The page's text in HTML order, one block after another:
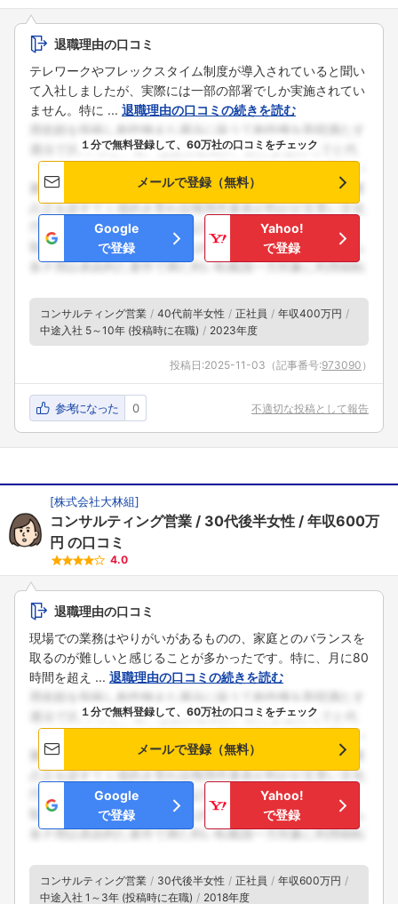
フォローしました
退職理由の口コミ
テレワークやフレックスタイム制度が導入されていると聞い
て入社しましたが、実際には一部の部署でしか実施されてい
ません。特に ... 退職理由の口コミの続きを読む
１分で無料登録して、60万社の口コミをチェック
メールで登録（無料）
Google
で登録
Yahoo!
で登録
コンサルティング営業 40代前半女性 正社員
年収400万円
中途入社 5～10年 (投稿時に在職)
2023年度
投稿日:2025-11-03 （記事番号:973090 ）
参考になった 0 不適切な投稿として報告
[株式会社大林組]
コンサルティング営業 30代後半女性
年収600万
円 の口コミ
4.0
退職理由の口コミ
現場での業務はやりがいがあるものの、家庭とのバランスを
取るのが難しいと感じることが多かったです。特に、月に80
時間を超え ... 退職理由の口コミの続きを読む
１分で無料登録して、60万社の口コミをチェック
メールで登録（無料）
Google
で登録
Yahoo!
で登録
コンサルティング営業 30代後半女性 正社員
年収600万円
中途入社 1～3年 (投稿時に在職)
2018年度